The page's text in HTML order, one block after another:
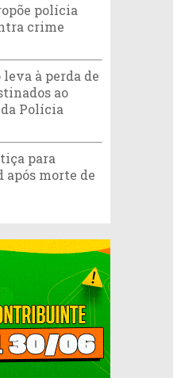
polícia
crime
à perda de
ao
Polícia
para
após morte de